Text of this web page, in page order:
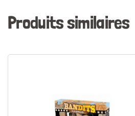
Produits similaires